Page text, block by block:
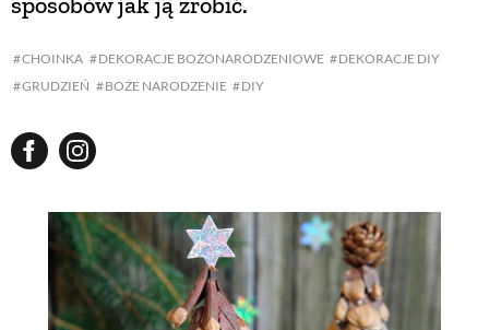
CHOINKA DEKORACJE BOŻONARODZENIOWE
DEKORACJE DIY
GRUDZIEŃ
BOŻE NARODZENIE DIY
URODA
EKO ŻYCIE